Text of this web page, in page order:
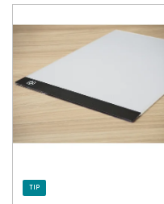
TIP